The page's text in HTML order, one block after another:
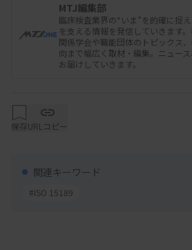
一方で、ISOの認定取得には多
認定を維持するための業務負担
得が難しい現実があります。ま
ました。
MTJ編集部
臨床検査業界の“いま”を的確に捉
を支える情報を発信していきます
関係学会や職能団体のトピックス
向まで幅広く取材・編集。ニュー
お届けしていきます。
保存URLコピー
関連キーワード
#ISO 15189